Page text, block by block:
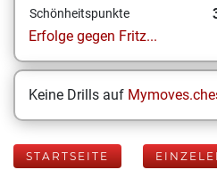
Schönheitspunkte
Erfolge gegen Fritz...
Keine Drills auf
STARTSEITE